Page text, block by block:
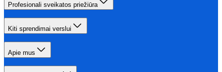
Profesionali sveikatos priežiūra
Kiti sprendimai verslui
Apie mus